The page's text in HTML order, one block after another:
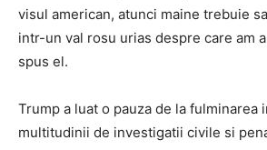
visul american, atunci maine trebuie
intr-un val rosu urias despre care am
spus el.
Trump a luat o pauza de la fulminarea
multitudinii de investigatii civile si